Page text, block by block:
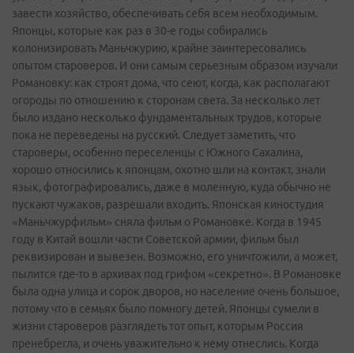
завести хозяйство, обеспечивать себя всем необходимым.
Японцы, которые как раз в 30-е годы собирались
колонизировать Маньчжурию, крайне заинтересовались
опытом староверов. И они самым серьезным образом изучали
Романовку: как строят дома, что сеют, когда, как располагают
огороды по отношению к сторонам света. За несколько лет
было издано несколько фундаментальных трудов, которые
пока не переведены на русский. Следует заметить, что
староверы, особенно переселенцы с Южного Сахалина,
хорошо относились к японцам, охотно шли на контакт, знали
язык, фотографировались, даже в моленную, куда обычно не
пускают чужаков, разрешали входить. Японская киностудия
«Маньчжурфильм» сняла фильм о Романовке. Когда в 1945
году в Китай вошли части Советской армии, фильм был
реквизирован и вывезен. Возможно, его уничтожили, а может,
пылится где­-то в архивах под грифом «секретно». В Романовке
была одна улица и сорок дворов, но население очень большое,
потому что в семьях было помногу детей. Японцы сумели в
жизни староверов разглядеть тот опыт, которым Россия
пренебрегла, и очень уважительно к нему отнеслись. Когда